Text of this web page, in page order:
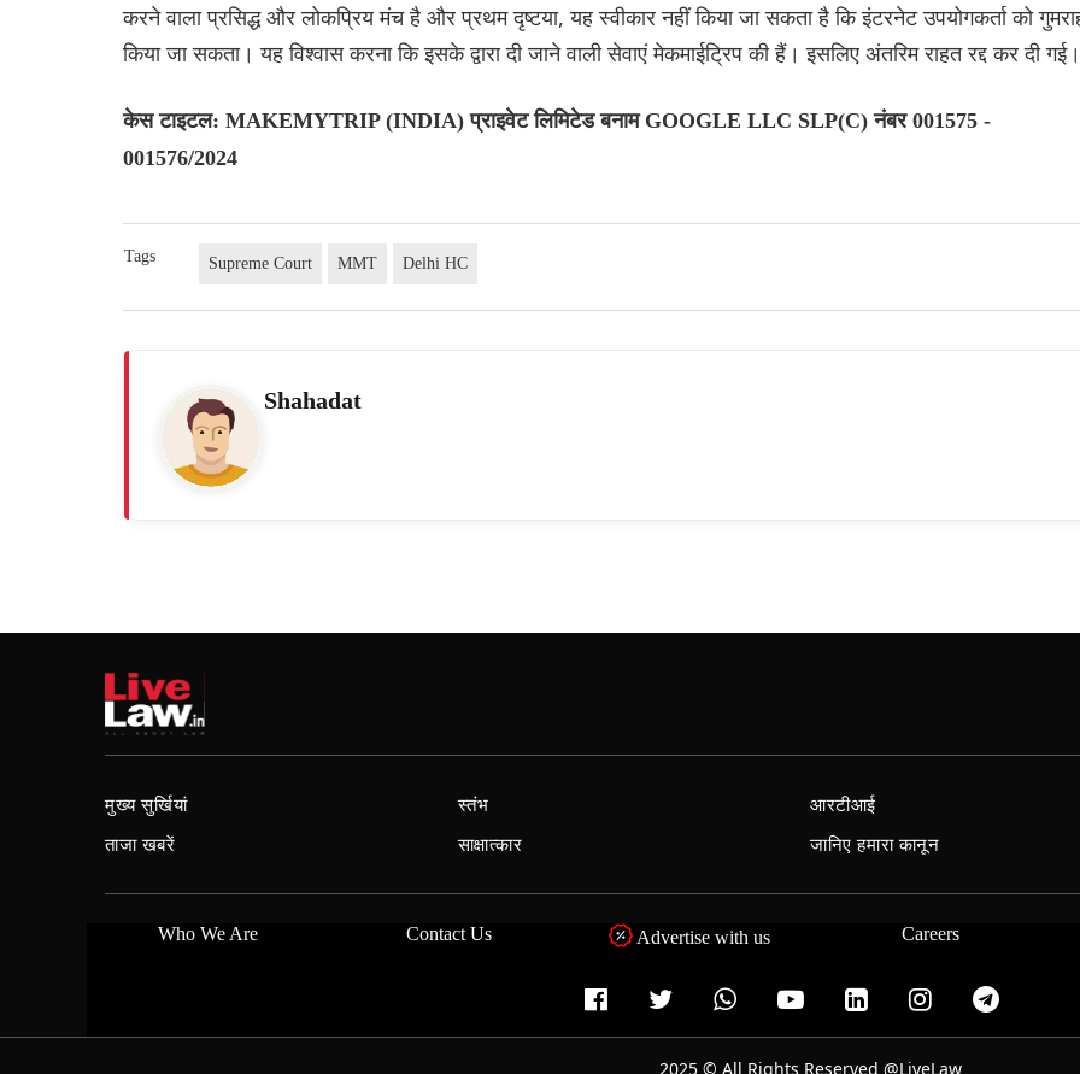
करने वाला प्रसिद्ध और लोकप्रिय मंच है और प्रथम दृष्टया, यह स्वीकार नहीं किया जा सकता है कि इंटरनेट उपयोगकर्ता को
किया जा सकता। यह विश्वास करना कि इसके द्वारा दी जाने वाली सेवाएं मेकमाईट्रिप की हैं। इसलिए अंतरिम राहत रद्द कर दी गई।
केस टाइटल: MAKEMYTRIP (INDIA) प्राइवेट लिमिटेड बनाम GOOGLE LLC SLP(C) नंबर 001575 -
001576/2024
Tags Supreme Court MMT Delhi HC
Shahadat
मुख्य सुर्खियां
ताजा खबरें
स्तंभ
साक्षात्कार
आरटीआई
जानिए हमारा कानून
Who We Are Contact Us Advertise with us Careers
2025 © All Rights Reserved @LiveLaw